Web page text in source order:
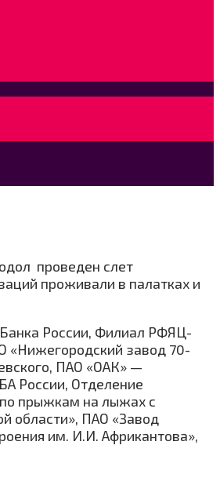
проведен слет
проживали в палатках и
Банка России, Филиал РФЯЦ-
«Нижегородский завод 70-
ПАО «ОАК» —
России, Отделение
прыжкам на лыжах с
области», ПАО «Завод
им. И.И. Африкантова»,